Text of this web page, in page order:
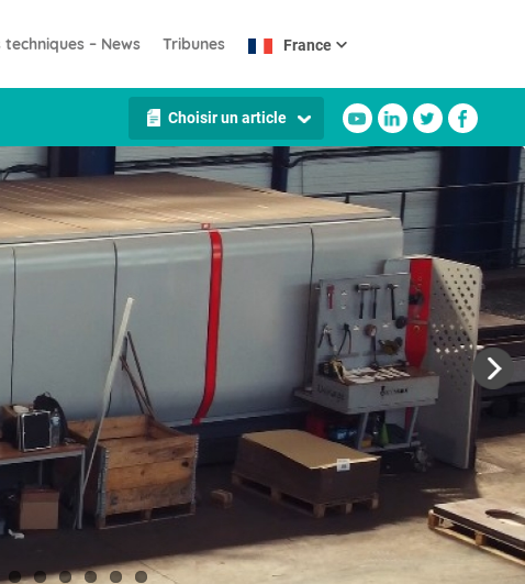
– News Tribunes France
Choisir un article